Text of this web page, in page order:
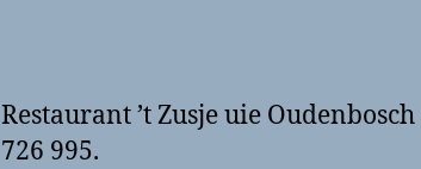
Restaurant ’t Zusje uie
726 995.